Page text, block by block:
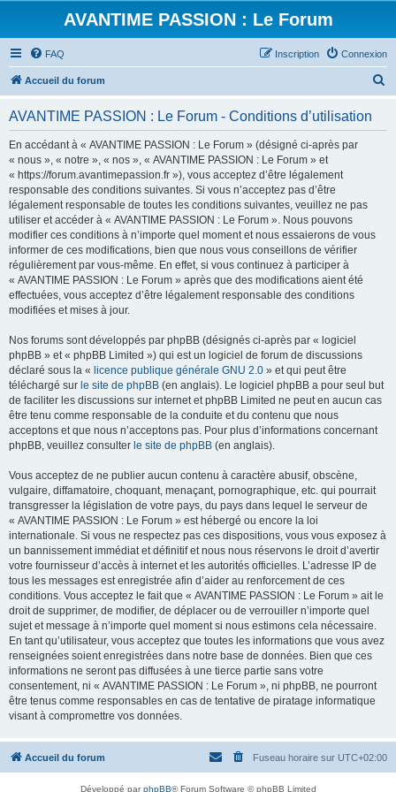
AVANTIME PASSION : Le Forum
FAQ Connexion
Inscription
Accueil du forum
AVANTIME PASSION : Le Forum - Conditions d’utilisation
En accédant à « AVANTIME PASSION : Le Forum » (désigné ci-après par
« nous », « notre », « nos », « AVANTIME PASSION : Le Forum » et
« https://forum.avantimepassion.fr »), vous acceptez d’être légalement
responsable des conditions suivantes. Si vous n’acceptez pas d’être
légalement responsable de toutes les conditions suivantes, veuillez ne pas
utiliser et accéder à « AVANTIME PASSION : Le Forum ». Nous pouvons
modifier ces conditions à n’importe quel moment et nous essaierons de vous
informer de ces modifications, bien que nous vous conseillons de vérifier
régulièrement par vous-même. En effet, si vous continuez à participer à
« AVANTIME PASSION : Le Forum » après que des modifications aient été
effectuées, vous acceptez d’être légalement responsable des conditions
modifiées et mises à jour.
Nos forums sont développés par phpBB (désignés ci-après par « logiciel
phpBB » et « phpBB Limited ») qui est un logiciel de forum de discussions
déclaré sous la « licence publique générale GNU 2.0 » et qui peut être
téléchargé sur le site de phpBB (en anglais). Le logiciel phpBB a pour seul but
de faciliter les discussions sur internet et phpBB Limited ne peut en aucun cas
être tenu comme responsable de la conduite et du contenu que nous
acceptons et que nous n’acceptons pas. Pour plus d’informations concernant
phpBB, veuillez consulter le site de phpBB (en anglais).
Vous acceptez de ne publier aucun contenu à caractère abusif, obscène,
vulgaire, diffamatoire, choquant, menaçant, pornographique, etc. qui pourrait
transgresser la législation de votre pays, du pays dans lequel le serveur de
« AVANTIME PASSION : Le Forum » est hébergé ou encore la loi
internationale. Si vous ne respectez pas ces dispositions, vous vous exposez à
un bannissement immédiat et définitif et nous nous réservons le droit d’avertir
votre fournisseur d’accès à internet et les autorités officielles. L’adresse IP de
tous les messages est enregistrée afin d’aider au renforcement de ces
conditions. Vous acceptez le fait que « AVANTIME PASSION : Le Forum » ait le
droit de supprimer, de modifier, de déplacer ou de verrouiller n’importe quel
sujet et message à n’importe quel moment si nous estimons cela nécessaire.
En tant qu’utilisateur, vous acceptez que toutes les informations que vous avez
renseignées soient enregistrées dans notre base de données. Bien que ces
informations ne seront pas diffusées à une tierce partie sans votre
consentement, ni « AVANTIME PASSION : Le Forum », ni phpBB, ne pourront
être tenus comme responsables en cas de tentative de piratage informatique
visant à compromettre vos données.
Accueil du forum Fuseau horaire sur UTC+02:00
Développé parphpBB® Forum Software © phpBB Limited